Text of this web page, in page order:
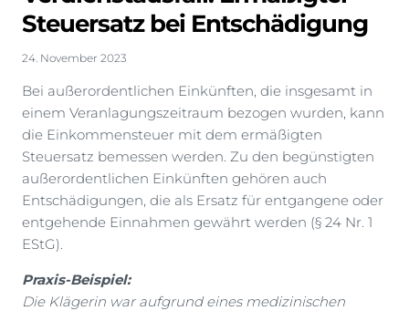
Steuersatz bei Entschädigung
24. November 2023
Bei außerordentlichen Einkünften, die insgesamt in
einem Veranlagungszeitraum bezogen wurden, kann
die Einkommensteuer mit dem ermäßigten
Steuersatz bemessen werden. Zu den begünstigten
außerordentlichen Einkünften gehören auch
Entschädigungen, die als Ersatz für entgangene oder
entgehende Einnahmen gewährt werden (§ 24 Nr. 1
EStG).
Praxis-Beispiel:
Die Klägerin war aufgrund eines medizinischen